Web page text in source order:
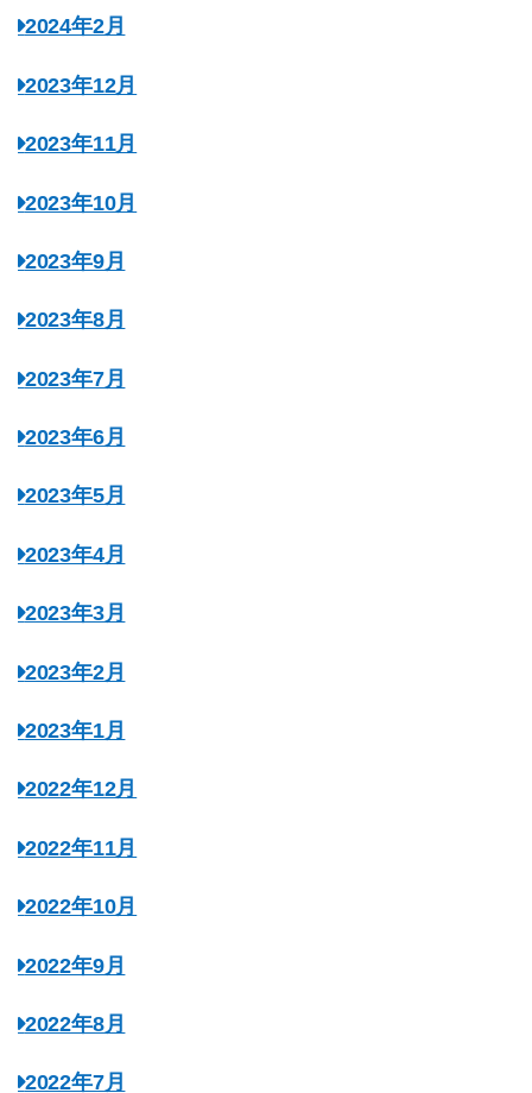
2024年2月
2023年12月
2023年11月
2023年10月
2023年9月
2023年8月
2023年7月
2023年6月
2023年5月
2023年4月
2023年3月
2023年2月
2023年1月
2022年12月
2022年11月
2022年10月
2022年9月
2022年8月
2022年7月